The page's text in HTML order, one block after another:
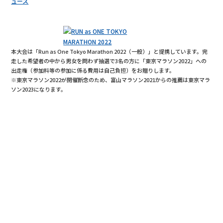
本大会は「Run as One Tokyo Marathon 2022（一般）」と提携しています。完
走した希望者の中から男女を問わず抽選で3名の方に「東京マラソン2022」への
出走権（参加料等の参加に係る費用は自己負担）をお贈りします。
※東京マラソン2022が開催断念のため、富山マラソン2021からの推薦は東京マラ
ソン2023になります。